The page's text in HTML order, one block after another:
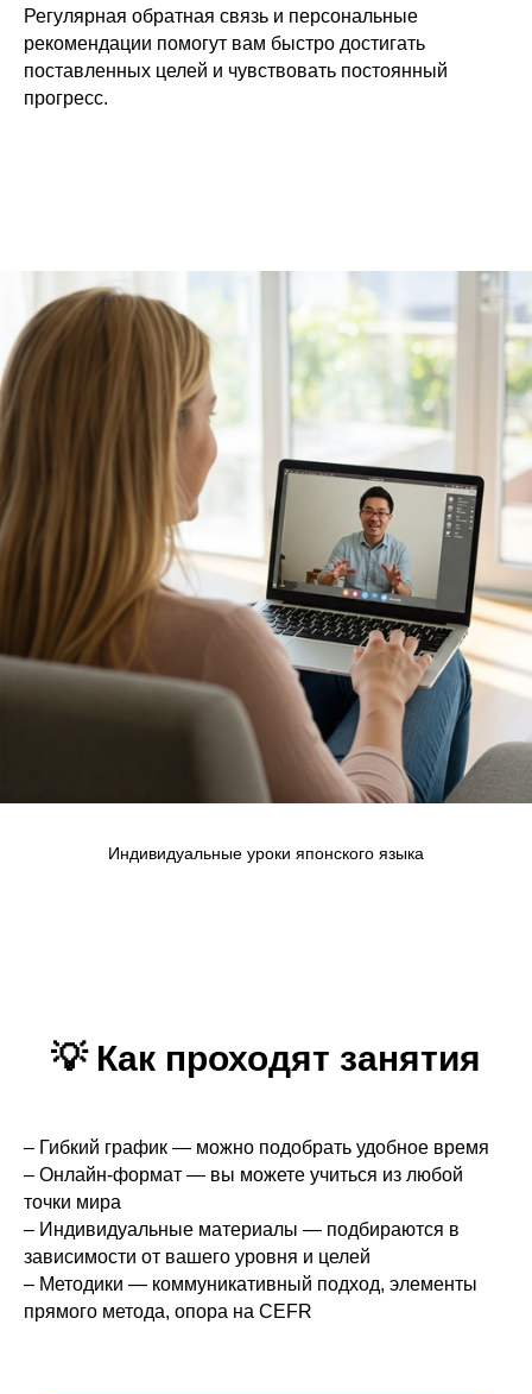
Регулярная обратная связь и персональные
рекомендации помогут вам быстро достигать
поставленных целей и чувствовать постоянный
прогресс.
Индивидуальные уроки японского языка
💡 Как проходят занятия
– Гибкий график — можно подобрать удобное время
– Онлайн-формат — вы можете учиться из любой
точки мира
– Индивидуальные материалы — подбираются в
зависимости от вашего уровня и целей
– Методики — коммуникативный подход, элементы
прямого метода, опора на CEFR